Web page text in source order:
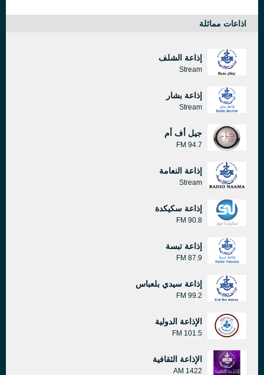
اذاعات مماثلة
إذاعة الشلف
Stream
إذاعة بشار
Stream
جيل أف أم
94.7 FM
إذاعة النعامة
Stream
إذاعة سكيكدة
90.8 FM
إذاعة تبسة
87.9 FM
إذاعة سيدي بلعباس
99.2 FM
الإذاعة الدولية
101.5 FM
الإذاعة الثقافية
1422 AM